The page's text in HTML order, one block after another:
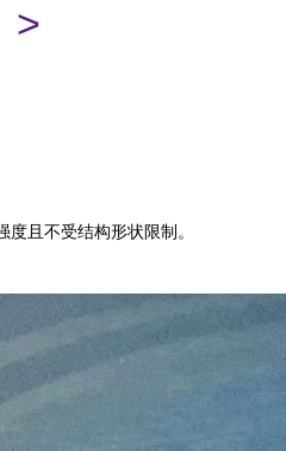
>
且不受结构形状限制。